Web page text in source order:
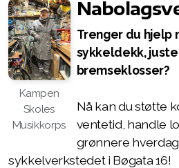
Kampen
Skoles
Musikkorps
Trenger du hjelp
sykkeldekk,
bremseklosser?
Nå kan du støtte
ventetid, handle
grønnere
sykkelverkstedet i Bøgata 16!